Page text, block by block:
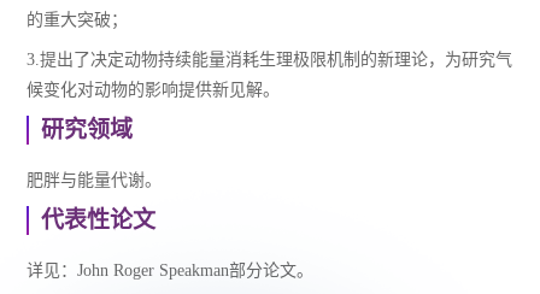
的重大突破；
3.提出了决定动物持续能量消耗生理极限机制的新理论，为研究气
候变化对动物的影响提供新见解。
研究领域
肥胖与能量代谢。
代表性论文
详见：John Roger Speakman部分论文。